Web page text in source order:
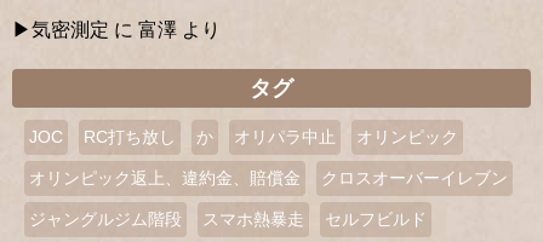
気密測定 に 富澤 より
タグ
JOC RC打ち放し か オリパラ中止 オリンピック
オリンピック返上、違約金、賠償金 クロスオーバーイレブン
ジャングルジム階段 スマホ熱暴走 セルフビルド